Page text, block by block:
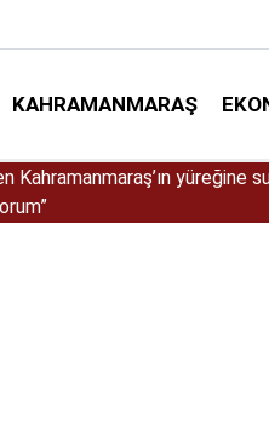
KAHRAMANMARAŞ
tünellerinde elektronik